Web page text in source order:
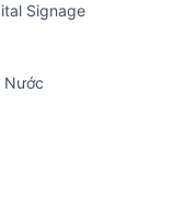
Signage
Nước